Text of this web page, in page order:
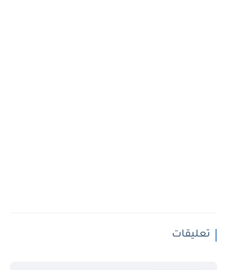
تعليقات